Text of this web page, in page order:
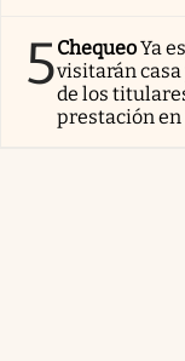
5ChequeoYa
visitarán
de los
prestación